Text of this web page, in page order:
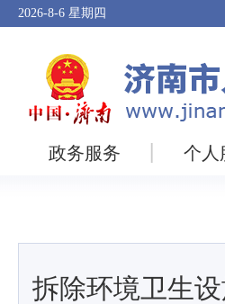
2026-8-6 星期四
政务服务 个人
拆除环境卫生